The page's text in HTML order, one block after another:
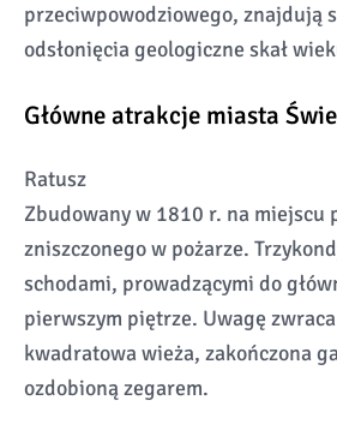
przeciwpowodziowego, znajdują
odsłonięcia geologiczne skał
Główne atrakcje miasta
Ratusz
Zbudowany w 1810 r. na miejscu
zniszczonego w pożarze.
schodami, prowadzącymi do
pierwszym piętrze. Uwagę
kwadratowa wieża, zakończona
ozdobioną zegarem.